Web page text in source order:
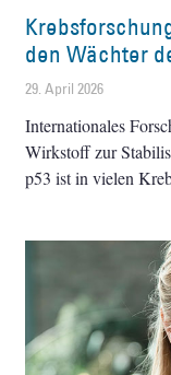
den Wächter
29. April 2026
Internationales
Wirkstoff zur
p53 ist in vielen